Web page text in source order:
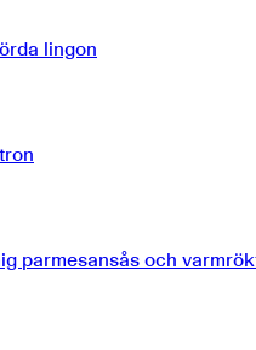
lingon
parmesansås och